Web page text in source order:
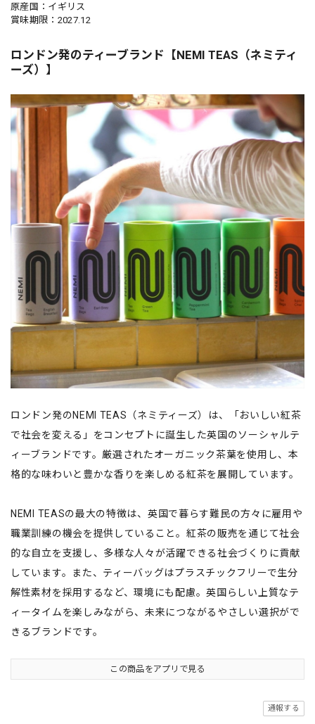
原産国：イギリス
賞味期限：2027.12
ロンドン発のティーブランド【NEMI TEAS（ネミティ
ーズ）】
ロンドン発のNEMI TEAS（ネミティーズ）は、「おいしい紅茶
で社会を変える」をコンセプトに誕生した英国のソーシャルテ
ィーブランドです。厳選されたオーガニック茶葉を使用し、本
格的な味わいと豊かな香りを楽しめる紅茶を展開しています。
NEMI TEASの最大の特徴は、英国で暮らす難民の方々に雇用や
職業訓練の機会を提供していること。紅茶の販売を通じて社会
的な自立を支援し、多様な人々が活躍できる社会づくりに貢献
しています。また、ティーバッグはプラスチックフリーで生分
解性素材を採用するなど、環境にも配慮。英国らしい上質なテ
ィータイムを楽しみながら、未来につながるやさしい選択がで
きるブランドです。
この商品をアプリで見る
通報する